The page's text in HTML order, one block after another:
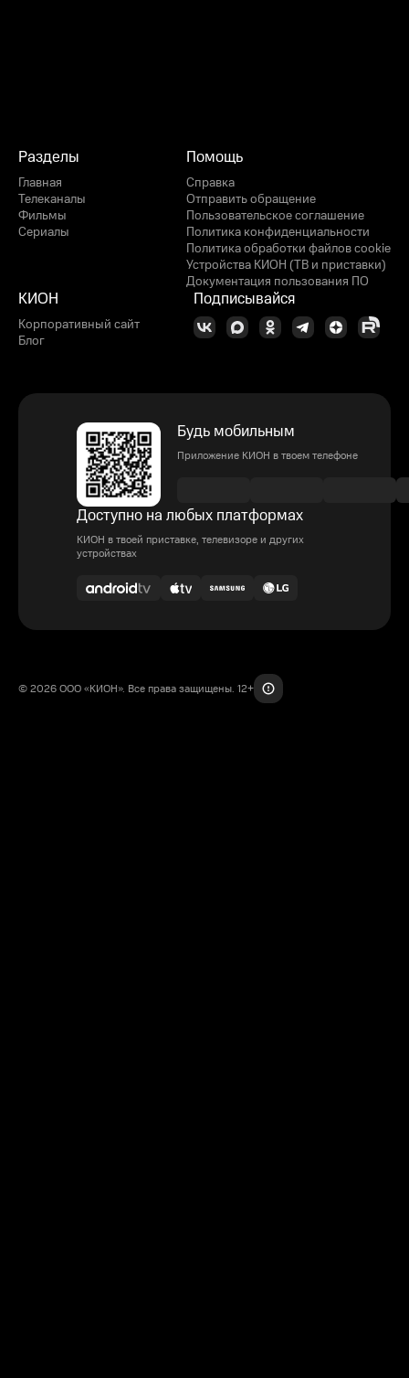
Разделы
Главная
Телеканалы
Фильмы
Сериалы
Помощь
Справка
Отправить обращение
Пользовательское соглашение
Политика конфиденциальности
Политика обработки файлов cookie
Устройства КИОН (ТВ и приставки)
Документация пользования ПО
КИОН
Корпоративный сайт
Блог
Подписывайся
Будь мобильным
Приложение КИОН в твоем телефоне
Доступно на любых платформах
КИОН в твоей приставке, телевизоре и других
устройствах
© 2026 ООО «КИОН». Все права защищены. 12+